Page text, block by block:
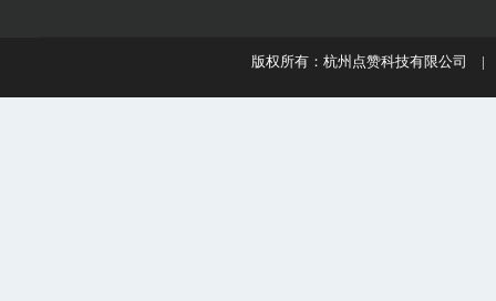
版权所有：杭州点赞科技有限公司